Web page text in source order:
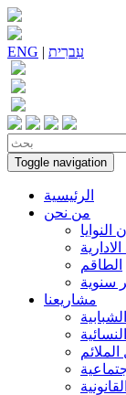
ENG | עִברִית
Toggle navigation
الرئيسية
من نحن
النوايا
الادارية
الطاقم
سنوية
مشاريعنا
الملائم